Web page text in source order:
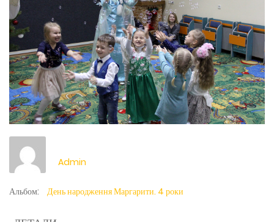
Admin
Альбом: День народження Маргарити. 4 роки